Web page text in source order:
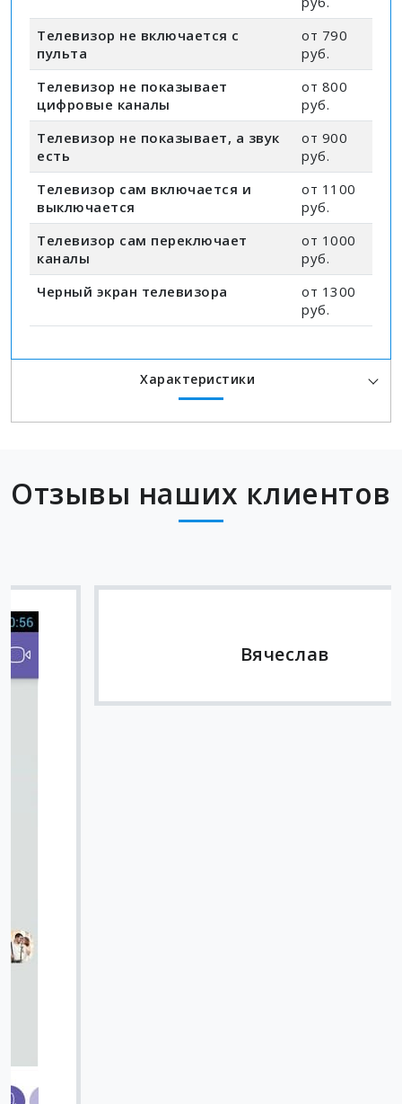
Телевизор не включается с
пульта
от 790
руб.
Телевизор не показывает
цифровые каналы
от 800
руб.
Телевизор не показывает, а звук
есть
от 900
руб.
Телевизор сам включается и
выключается
от 1100
руб.
Телевизор сам переключает
каналы
от 1000
руб.
Черный экран телевизора
от 1300
руб.
Характеристики
Отзывы наших клиентов